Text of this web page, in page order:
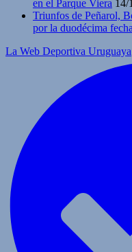
en el Parque Viera 14/
Triunfos de Peñarol,
por la duodécima
La Web Deportiva Uruguaya